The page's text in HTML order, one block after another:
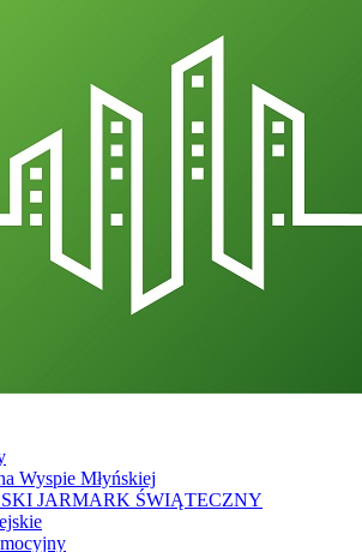
Wyspie Młyńskiej
JARMARK ŚWIĄTECZNY